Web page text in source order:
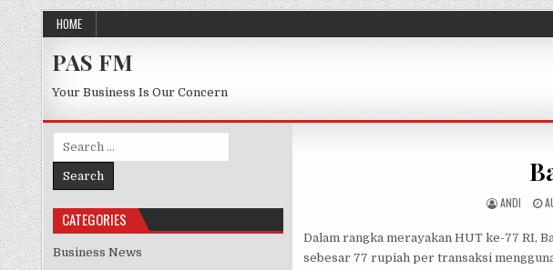
Skip to content
HOME
PAS FM
Your Business Is Our Concern
AUTHOR:
ANDI
Dalam rangka merayakan HUT ke-77 RI,
sebesar 77 rupiah per transaksi
Search for:
CATEGORIES
Business News